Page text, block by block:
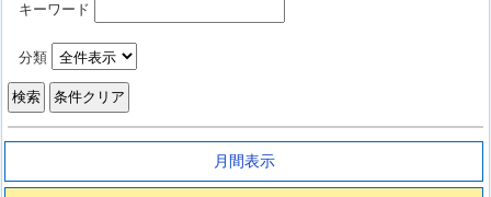
キーワード
分類
月間表示